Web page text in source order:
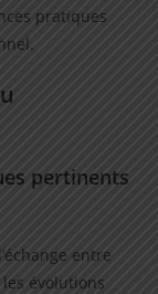
pratiques
pertinents
entre
évolutions